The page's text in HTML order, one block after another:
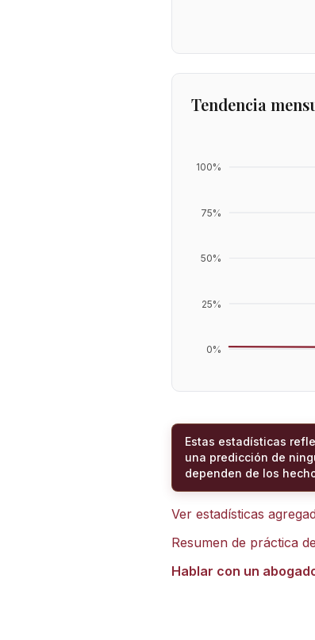
Tendencia
0%
25%
50%
75%
100%
Estas estadísticas
una predicción de
dependen de los
Ver estadísticas
Resumen de práctica
Hablar con un